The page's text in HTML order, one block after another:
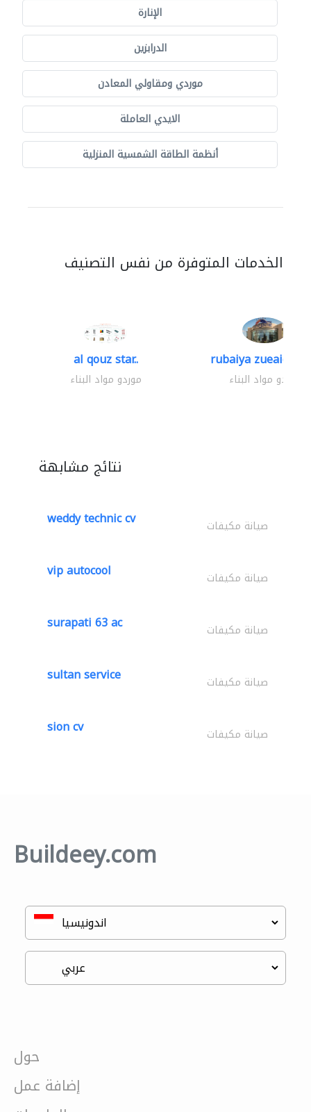
الإنارة
الدرابزين
موردي ومقاولي المعادن
الايدي العاملة
أنظمة الطاقة الشمسية المنزلية
الخدمات المتوفرة من نفس التصنيف
al qouz star..
موردو مواد البناء
rubaiya zueaid
موردو مواد البناء
نتائج مشابهة
weddy technic cv صيانة مكيفات
vip autocool صيانة مكيفات
surapati 63 ac صيانة مكيفات
sultan service صيانة مكيفات
sion cv صيانة مكيفات
Buildeey.com
حول
إضافة عمل